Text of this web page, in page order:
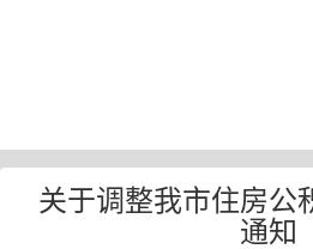
关于调整我市住房公
通知